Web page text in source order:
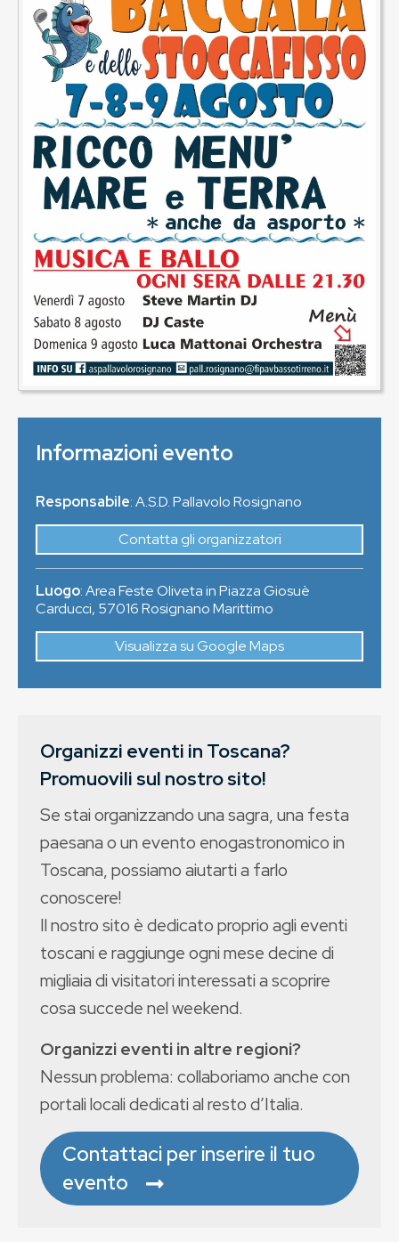
Informazioni evento
Responsabile: A.S.D. Pallavolo Rosignano
Contatta gli organizzatori
Luogo:Area Feste Oliveta in Piazza Giosuè
Carducci, 57016Rosignano Marittimo
Visualizza su Google Maps
Organizzi eventi in Toscana?
Promuovili sul nostro sito!
Se stai organizzando una sagra, una festa
paesana o un evento enogastronomico in
Toscana, possiamo aiutarti a farlo
conoscere!
Il nostro sito è dedicato proprio agli eventi
toscani e raggiunge ogni mese decine di
migliaia di visitatori interessati a scoprire
cosa succede nel weekend.
Organizzi eventi in altre regioni?
Nessun problema: collaboriamo anche con
portali locali dedicati al resto d’Italia.
Contattaci per inserire il tuo
evento